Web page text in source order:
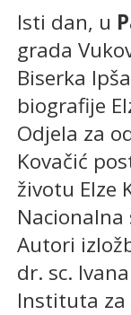
Isti dan, u
grada
Biserka
biografije
Odjela za
Kovačić
životu Elze
Autori
dr. sc.
Instituta